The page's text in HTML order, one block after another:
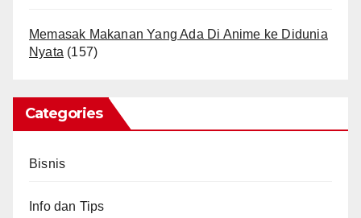
Memasak Makanan Yang Ada Di Anime ke Didunia
Nyata (157)
Categories
Bisnis
Info dan Tips